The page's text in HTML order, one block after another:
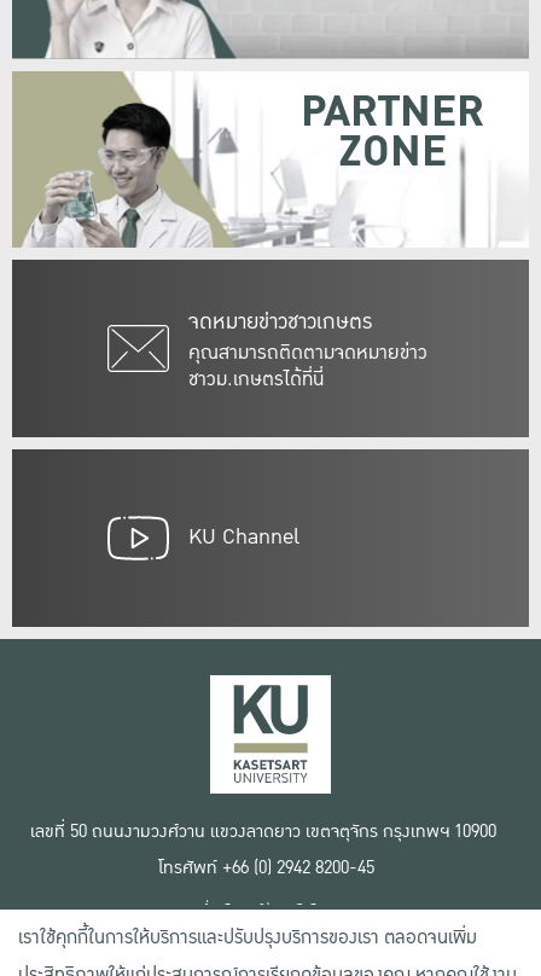
จดหมายข่าวชาวเกษตร
คุณสามารถติดตามจดหมายข่าว
ชาวม.เกษตรได้ที่นี่
PARTNER
ZONE
KU Channel
เลขที่ 50 ถนนงามวงศ์วาน แขวงลาดยาว เขตจตุจักร กรุงเทพฯ 10900
โทรศัพท์ +66 (0) 2942 8200-45
เงื่อนไขการใช้งานเว็บไซต์
ข้อตกลงด้านสิทธิ์ใช้งาน
นโยบายความเป็นส่วนตัว
เราใช้คุกกี้ในการให้บริการและปรับปรุงบริการของเรา ตลอดจนเพิ่ม